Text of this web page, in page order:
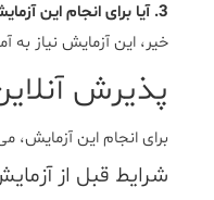
3. آیا برای انجام این آزمایش نیاز به آمادگی خاصی دارم؟
خیر، این آزمایش نیاز به
پذیرش
برای انجام این آزمایش،
شرایط قبل از